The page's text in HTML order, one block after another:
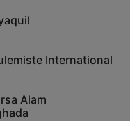
International
Alam